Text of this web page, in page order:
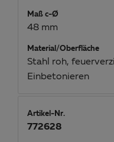
Maß c-Ø
48 mm
Material/Oberfläche
Stahl roh,
Einbetonieren
Artikel-Nr.
772628